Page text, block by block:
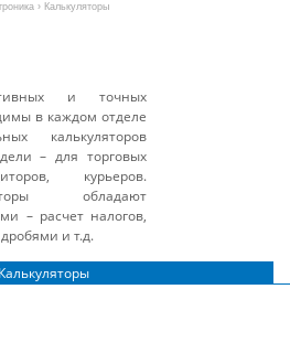
› Калькуляторы
и точных
в каждом отделе
калькуляторов
– для торговых
курьеров.
обладают
– расчет налогов,
и т.д.
Калькуляторы